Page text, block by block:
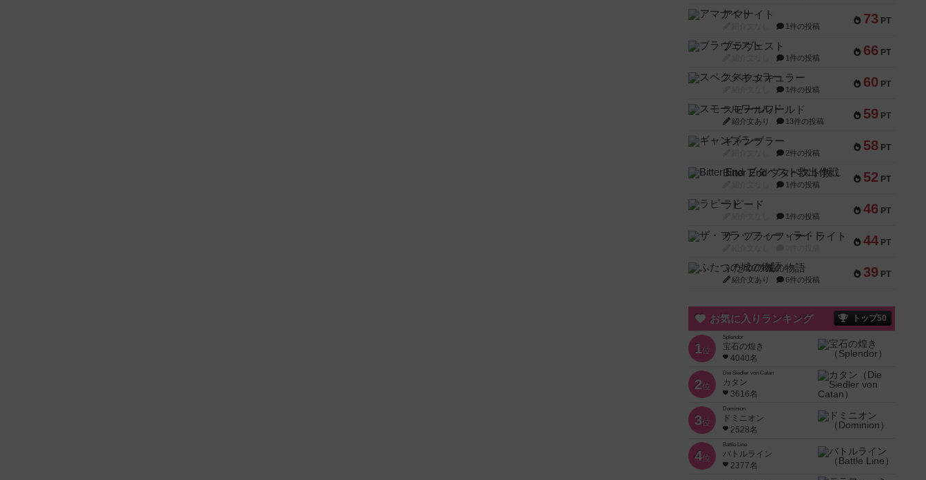
73 PT
アマナイト
1件の投稿
66 PT
ブラヴェスト
1件の投稿
60 PT
スペクタキュラー
1件の投稿
59 PT
スモールワールド
紹介文あり 13件の投稿
58 PT
ギャンブラー
2件の投稿
52 PT
Bitter End ブタペスト救出作戦
1件の投稿
46 PT
ラピード
1件の投稿
44 PT
ザ・フラッフィー・ライト
39 PT
ふたつの城の物語
紹介文あり 6件の投稿
お気に入りランキング トップ50
1位
Splendor
宝石の煌き
4040名
2位
Die Siedler von Catan
カタン
3616名
3位
Dominion
ドミニオン
2528名
4位
Battle Line
バトルライン
2377名